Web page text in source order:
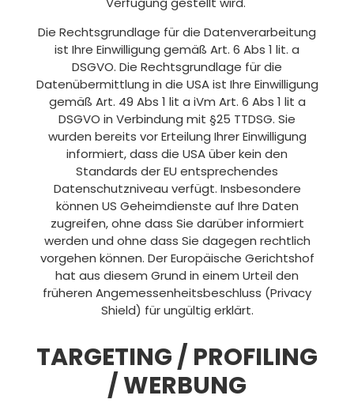
Die Rechtsgrundlage für die Datenverarbeitung
ist Ihre Einwilligung gemäß Art. 6 Abs 1 lit. a
DSGVO. Die Rechtsgrundlage für die
Datenübermittlung in die USA ist Ihre Einwilligung
gemäß Art. 49 Abs 1 lit a iVm Art. 6 Abs 1 lit a
DSGVO in Verbindung mit §25 TTDSG. Sie
wurden bereits vor Erteilung Ihrer Einwilligung
informiert, dass die USA über kein den
Standards der EU entsprechendes
Datenschutzniveau verfügt. Insbesondere
können US Geheimdienste auf Ihre Daten
zugreifen, ohne dass Sie darüber informiert
werden und ohne dass Sie dagegen rechtlich
vorgehen können. Der Europäische Gerichtshof
hat aus diesem Grund in einem Urteil den
früheren Angemessenheitsbeschluss (Privacy
Shield) für ungültig erklärt.
TARGETING / PROFILING
/ WERBUNG